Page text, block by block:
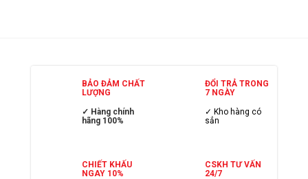
BẢO ĐẢM CHẤT
LƯỢNG
✓ Hàng chính
hãng 100%
ĐỔI TRẢ TRONG
7 NGÀY
✓ Kho hàng có
sẳn
CHIẾT KHẤU
NGAY 10%
CSKH TƯ VẤN
24/7